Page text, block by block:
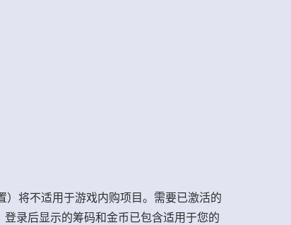
将不适用于游戏内购项目。需要已激活的
录后显示的筹码和金币已包含适用于您的